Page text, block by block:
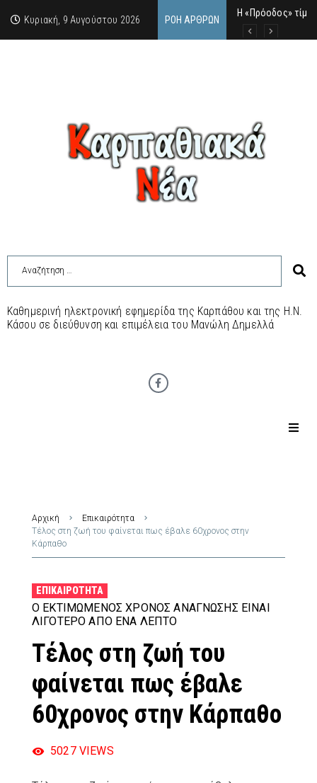
Κυριακή, 9 Αυγούστου 2026 ΡΟΉ ΆΡΘΡΩΝ
Η «Πρόοδος»
Ο Καρπάθιος
Από την πέτρα
Καθημερινή ηλεκτρονική εφημερίδα της Καρπάθου και της Η.Ν.
Κάσου σε διεύθυνση και επιμέλεια του Μανώλη Δημελλά
Αρχική
Επικαιρότητα
Τέλος στη ζωή του φαίνεται πως έβαλε 60χρονος στην
Κάρπαθο
ΕΠΙΚΑΙΡΌΤΗΤΑ
Ο ΕΚΤΙΜΏΜΕΝΟΣ ΧΡΌΝΟΣ ΑΝΆΓΝΩΣΗΣ ΕΊΝΑΙ
ΛΙΓΌΤΕΡΟ ΑΠΌ ΈΝΑ ΛΕΠΤΌ
Τέλος στη ζωή του
φαίνεται πως έβαλε
60χρονος στην Κάρπαθο
5027 VIEWS